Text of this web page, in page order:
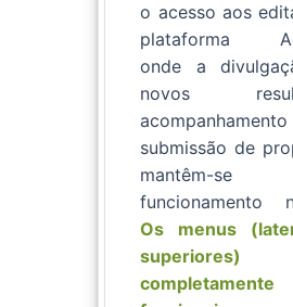
o acesso aos
plataforma
onde a
novos
submissão de
mantêm-
funcionamento
Os menus
superiores)
completamente